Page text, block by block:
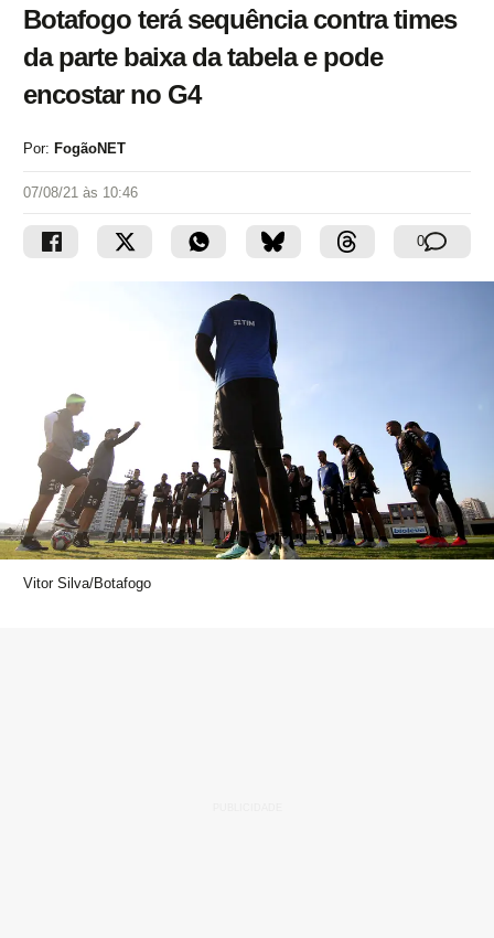
Botafogo terá sequência contra times
da parte baixa da tabela e pode
encostar no G4
Por: FogãoNET
07/08/21 às 10:46
0
Vitor Silva/Botafogo